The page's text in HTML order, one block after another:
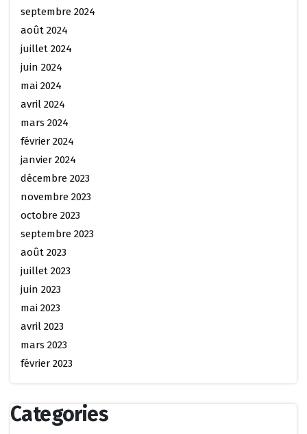
septembre 2024
août 2024
juillet 2024
juin 2024
mai 2024
avril 2024
mars 2024
février 2024
janvier 2024
décembre 2023
novembre 2023
octobre 2023
septembre 2023
août 2023
juillet 2023
juin 2023
mai 2023
avril 2023
mars 2023
février 2023
Categories